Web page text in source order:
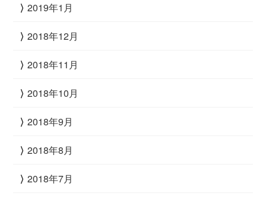
2019年1月
2018年12月
2018年11月
2018年10月
2018年9月
2018年8月
2018年7月